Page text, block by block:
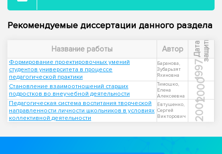
Рекомендуемые диссертации данного раздела
Название работы Автор Д
а
т
а
з
а
щ
и
т ы
Формирование проектировочных умений
студентов университета в процессе
педагогической практики
Баранова,
Зубарьзят
Яхиновна
1997
Становление взаимоотношений старших
подростков во внеучебной деятельности
Тимошко,
Елена
Алексеевна
2000
Педагогическая система воспитания творческой
направленности личности школьников в условиях
коллективной деятельности
Евтушенко,
Сергей
Викторович
2001